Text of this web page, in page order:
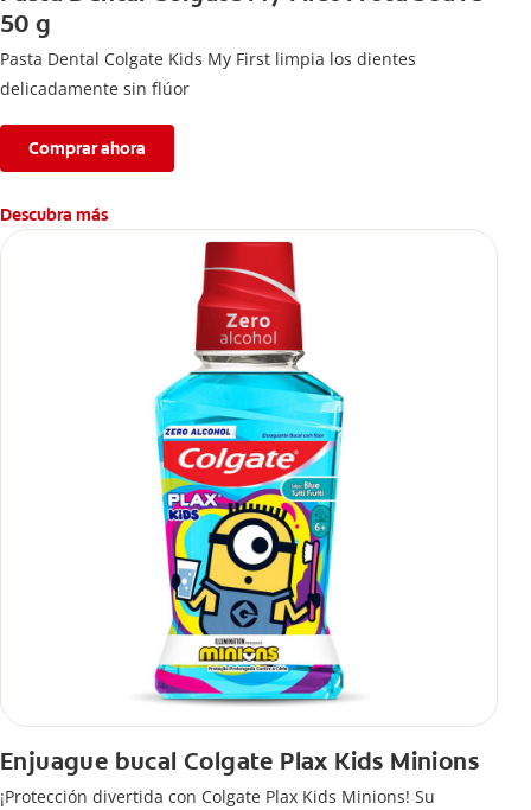
50 g
Pasta Dental Colgate Kids My First limpia los dientes
delicadamente sin flúor
Comprar ahora
Descubra más
Enjuague bucal Colgate Plax Kids Minions
¡Protección divertida con Colgate Plax Kids Minions! Su